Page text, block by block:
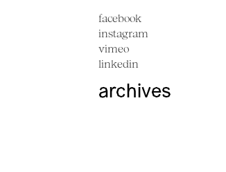
facebook
instagram
vimeo
linkedin
archives